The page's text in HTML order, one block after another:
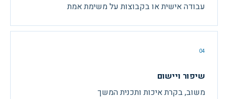
עבודה אישית או בקבוצות על משימת אמת
04
שיפור ויישום
משוב, בקרת איכות ותכנית המשך